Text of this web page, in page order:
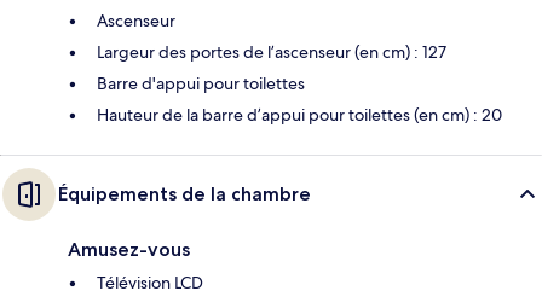
Ascenseur
Largeur des portes de l’ascenseur (en cm) : 127
Barre d'appui pour toilettes
Hauteur de la barre d’appui pour toilettes (en cm) : 20
Équipements de la chambre
Amusez-vous
Télévision LCD